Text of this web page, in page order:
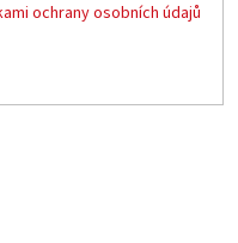
ochrany osobních údajů